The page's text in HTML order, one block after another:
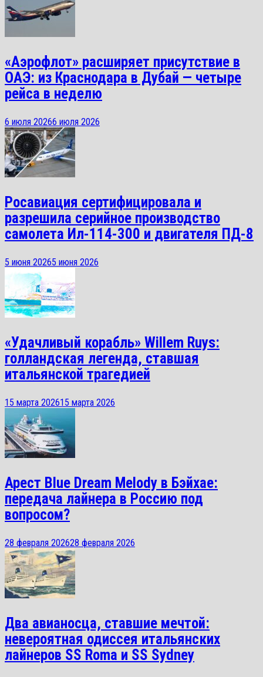
«Аэрофлот» расширяет присутствие в
ОАЭ: из Краснодара в Дубай — четыре
рейса в неделю
6 июля 20266 июля 2026
Росавиация сертифицировала и
разрешила серийное производство
самолета Ил-114-300 и двигателя ПД-8
5 июня 20265 июня 2026
«Удачливый корабль» Willem Ruys:
голландская легенда, ставшая
итальянской трагедией
15 марта 202615 марта 2026
Арест Blue Dream Melody в Бэйхае:
передача лайнера в Россию под
вопросом?
28 февраля 202628 февраля 2026
Два авианосца, ставшие мечтой:
невероятная одиссея итальянских
лайнеров SS Roma и SS Sydney